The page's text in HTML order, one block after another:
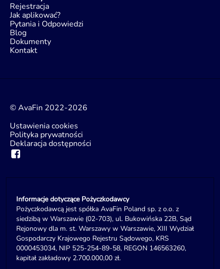
Rejestracja
Jak aplikować?
Pytania i Odpowiedzi
Blog
Dokumenty
Kontakt
© AvaFin 2022-2026
Ustawienia cookies
Polityka prywatności
Deklaracja dostępności
Informacje dotyczące Pożyczkodawcy
Pożyczkodawcą jest spółka AvaFin Poland sp. z o.o. z
siedzibą w Warszawie (02-703), ul. Bukowińska 22B, Sąd
Rejonowy dla m. st. Warszawy w Warszawie, XIII Wydział
Gospodarczy Krajowego Rejestru Sądowego, KRS
0000453034, NIP 525-254-89-58, REGON 146563260,
kapitał zakładowy 2.700.000,00 zł.